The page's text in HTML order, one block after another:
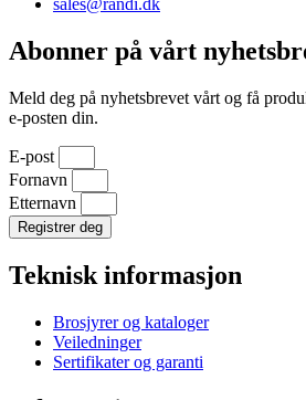
sales@randi.dk
Abonner på vårt
Meld deg på nyhetsbrevet vårt og få
e-posten din.
E-post
Fornavn
Etternavn
Registrer deg
Teknisk informasjon
Brosjyrer og kataloger
Veiledninger
Sertifikater og garanti